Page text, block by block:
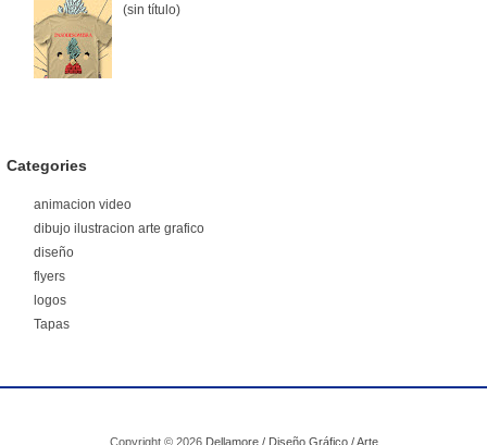
(sin título)
Categories
animacion video
dibujo ilustracion arte grafico
diseño
flyers
logos
Tapas
Copyright © 2026 Dellamore / Diseño Gráfico / Arte